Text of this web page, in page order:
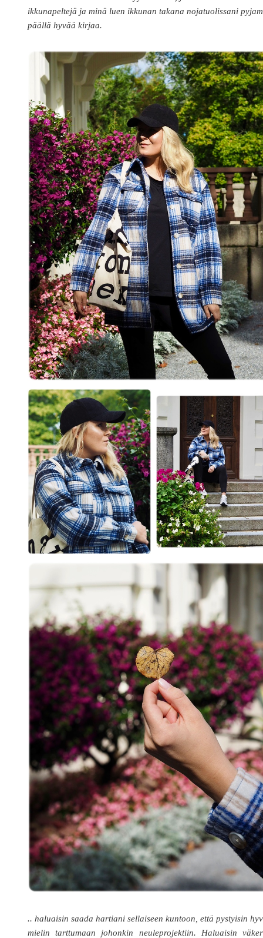
ikkunapeltejä ja minä luen ikkunan takana nojatuolissani
päällä hyvää kirjaa.
.. haluaisin saada hartiani sellaiseen kuntoon, että pystyisin
mielin tarttumaan johonkin neuleprojektiin. Haluaisin